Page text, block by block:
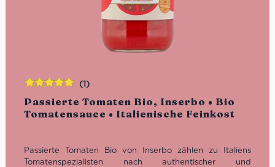
Passierte Tomaten Bio, Inserbo • Bio
Tomatensauce • Italienische Feinkost
(1)
Passierte Tomaten Bio von Inserbo zählen zu Italiens
Tomatenspezialisten nach authentischer und
mit5.00von
5